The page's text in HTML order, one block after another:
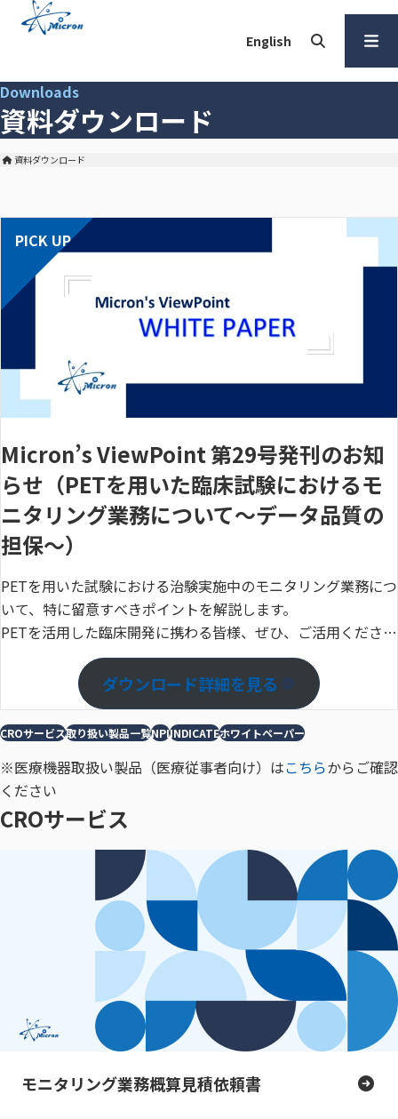
English
検索
メ
資料ダウンロード
Downloads
資料ダウンロード
Micron’s ViewPoint 第29号発刊のお知
らせ（PETを用いた臨床試験におけるモ
ニタリング業務について～データ品質の
担保～）
PETを用いた試験における治験実施中のモニタリング業務につ
いて、特に留意すべきポイントを解説します。
PETを活用した臨床開発に携わる皆様、ぜひ、ご活用くださ
ダウンロード詳細を見る
CROサービス取り扱い製品一覧NPIINDICATEホワイトペーパー
※医療機器取扱い製品（医療従事者向け）はこちらからご確認
ください
CROサービス
モニタリング業務概算見積依頼書